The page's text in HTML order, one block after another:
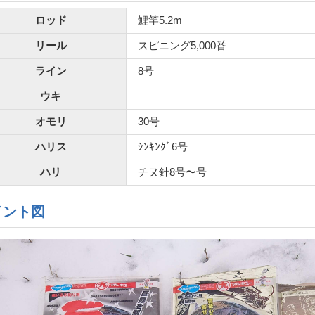
ロッド 鯉竿5.2m
リール スピニング5,000番
ライン 8号
ウキ
オモリ 30号
ハリス ｼﾝｷﾝｸﾞ6号
ハリ チヌ針8号〜号
ト図